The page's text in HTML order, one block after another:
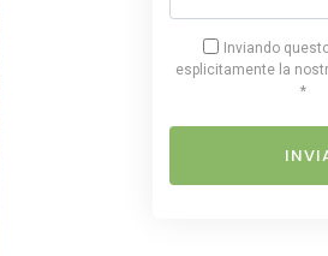
Inviando
esplicitamente la
*